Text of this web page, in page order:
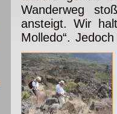
Wanderweg
ansteigt. Wir
Molledo“.